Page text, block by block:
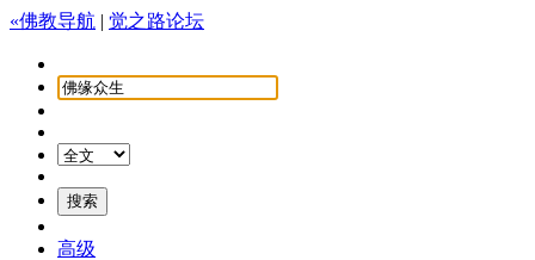
«佛教导航 | 觉之路论坛
高级